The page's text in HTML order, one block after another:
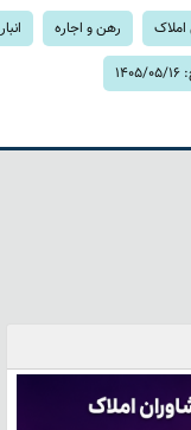
رهن و اجاره انبار